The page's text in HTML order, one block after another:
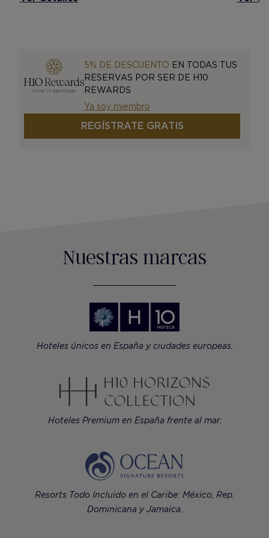
5% DE DESCUENTO EN TODAS TUS
RESERVAS POR SER DE H10
REWARDS
Ya soy miembro
REGÍSTRATE GRATIS
Nuestras marcas
Hoteles únicos en España y ciudades europeas.
Hoteles Premium en España frente al mar.
Resorts Todo Incluido en el Caribe: México, Rep.
Dominicana y Jamaica.